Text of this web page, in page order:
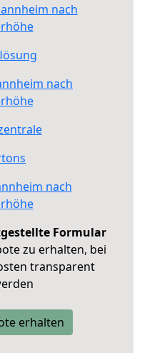
nach
nach
nach
Formular
zu erhalten, bei
transparent
erhalten